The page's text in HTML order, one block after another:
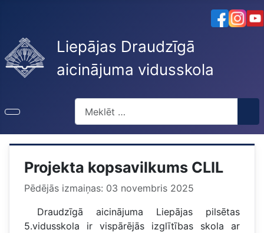
Liepājas Draudzīgā
aicinājuma vidusskola
Projekta kopsavilkums CLIL
Pēdējās izmaiņas: 03 novembris 2025
Draudzīgā aicinājuma Liepājas pilsētas
5.vidusskola ir vispārējās izglītības skola ar